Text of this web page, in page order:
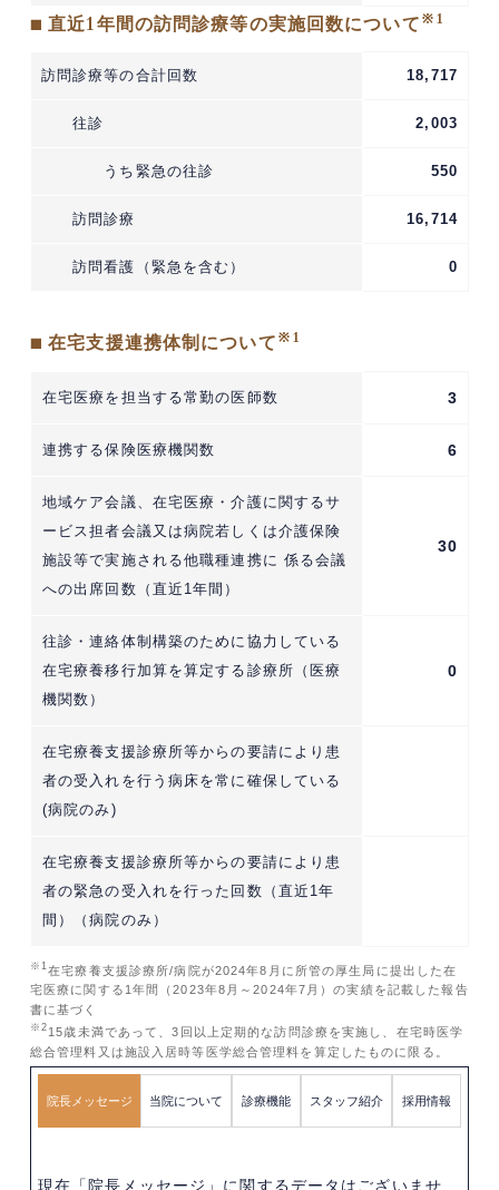
■ 直近1年間の訪問診療等の実施回数について※1
訪問診療等の合計回数 18,717
往診 2,003
うち緊急の往診 550
訪問診療 16,714
訪問看護（緊急を含む） 0
■ 在宅支援連携体制について※1
在宅医療を担当する常勤の医師数 3
連携する保険医療機関数 6
地域ケア会議、在宅医療・介護に関するサ
ービス担者会議又は病院若しくは介護保険
施設等で実施される他職種連携に 係る会議
への出席回数（直近1年間）
30
往診・連絡体制構築のために協力している
在宅療養移行加算を算定する診療所（医療
機関数）
0
在宅療養支援診療所等からの要請により患
者の受入れを行う病床を常に確保している
(病院のみ)
在宅療養支援診療所等からの要請により患
者の緊急の受入れを行った回数（直近1年
間）（病院のみ）
※1 在宅療養支援診療所/病院が2024年8月に所管の厚生局に提出した在
宅医療に関する1年間（2023年8月～2024年7月）の実績を記載した報告
書に基づく
※2 15歳未満であって、3回以上定期的な訪問診療を実施し、在宅時医学
総合管理料又は施設入居時等医学総合管理料を算定したものに限る。
院長メッセージ 当院について 診療機能 スタッフ紹介 採用情報
現在「院長メッセージ」に関するデータはございませ